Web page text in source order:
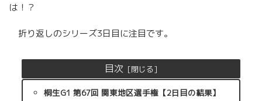
は！？
折り返しのシリーズ3日目に注目です。
目次
桐生G1 第67回 関東地区選手権【2日目の結果】